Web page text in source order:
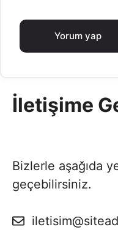
İletişime
Bizlerle aşağıda
geçebilirsiniz.